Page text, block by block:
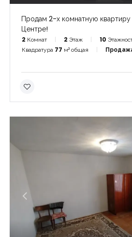
Продам 2-х комнатную
Центре!
2 Комнат 2 Этаж 10
Квадратура 77 м² общая